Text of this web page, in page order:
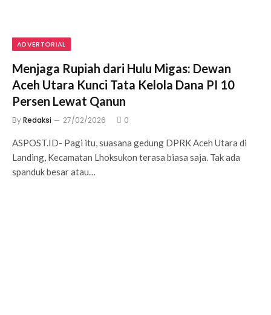
ADVERTORIAL
Menjaga Rupiah dari Hulu Migas: Dewan
Aceh Utara Kunci Tata Kelola Dana PI 10
Persen Lewat Qanun
ByRedaksi 27/02/2026 0
ASPOST.ID- Pagi itu, suasana gedung DPRK Aceh Utara di
Landing, Kecamatan Lhoksukon terasa biasa saja. Tak ada
spanduk besar atau…